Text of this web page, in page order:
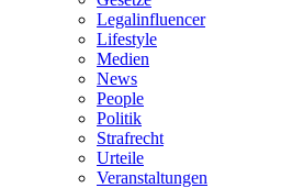
Legalinfluencer
Lifestyle
Medien
News
People
Politik
Strafrecht
Urteile
Veranstaltungen